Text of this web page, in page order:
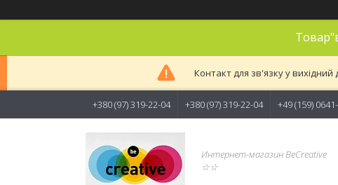
Контакт для зв'язку у
+380 (97) 319-22-04 +380 (97) 319-22-04 +49 (159)
Интернет-магазин BeCreative
☆☆